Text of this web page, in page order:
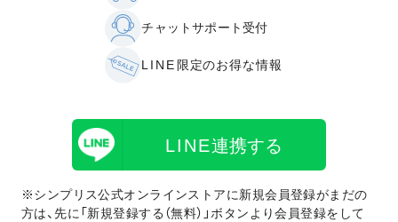
チャットサポート受付
LINE 限定のお得な情報
LINE連携する
※シンプリス公式オンラインストアに新規会員登録がまだの
方は、先に「新規登録する（無料）」ボタンより会員登録をして